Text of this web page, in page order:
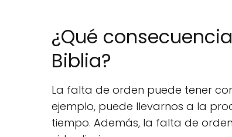
¿Qué
Biblia?
La falta de orden puede tener
ejemplo, puede llevarnos a la
tiempo. Además, la falta de